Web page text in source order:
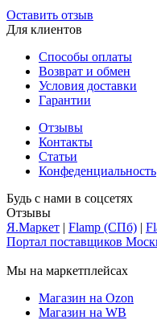
Оставить отзыв
Для клиентов
Способы оплаты
Возврат и обмен
Условия доставки
Гарантии
Отзывы
Контакты
Статьи
Конфеденциальность
Будь с нами в соцсетях
Отзывы
Я.Маркет | Flamp (СПб) |
Портал поставщиков
Мы на маркетплейсах
Магазин на Ozon
Магазин на WB